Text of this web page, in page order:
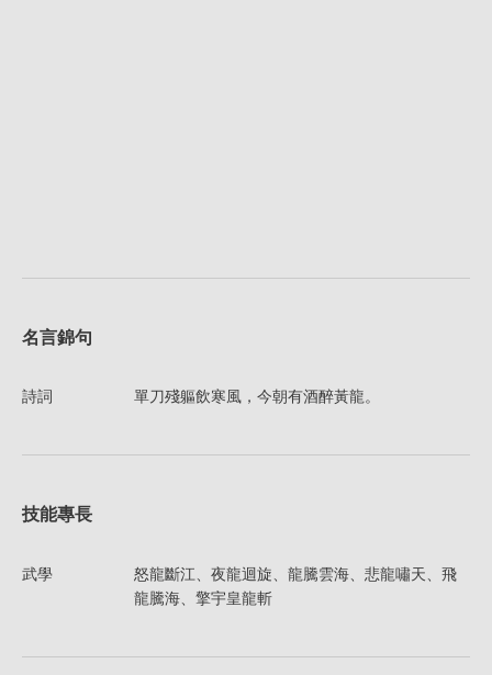
名言錦句
詩詞 單刀殘軀飲寒風，今朝有酒醉黃龍。
技能專長
武學
怒龍斷江、夜龍迴旋、龍騰雲海、悲龍嘯天、飛
龍騰海、擎宇皇龍斬